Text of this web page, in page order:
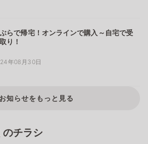
らで帰宅！オンラインで購入～自宅で受
り！
年08月30日
お知らせをもっと見る
チラシ